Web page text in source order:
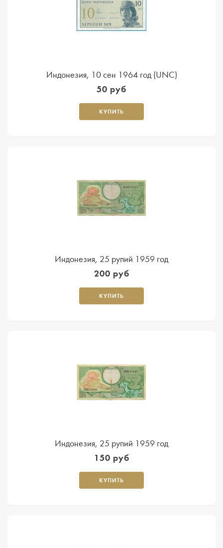
Индонезия, 10 сен 1964 год (UNC)
50 руб
КУПИТЬ
Индонезия, 25 рупий 1959 год
200 руб
КУПИТЬ
Индонезия, 25 рупий 1959 год
150 руб
КУПИТЬ